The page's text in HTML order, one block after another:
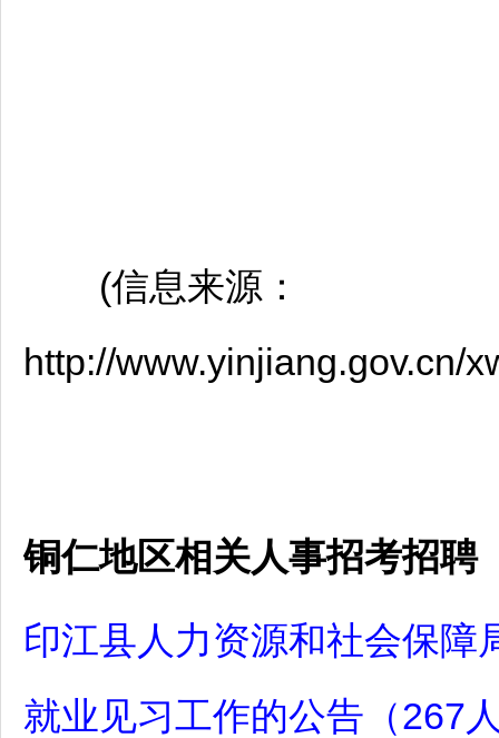
(信息来源：
http://www.yinjiang.gov.cn/
铜仁地区相关人事招考招聘
印江县人力资源和社会保障
就业见习工作的公告（267